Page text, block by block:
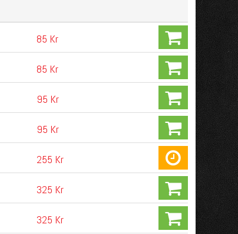
85 Kr
85 Kr
95 Kr
95 Kr
255 Kr
325 Kr
325 Kr